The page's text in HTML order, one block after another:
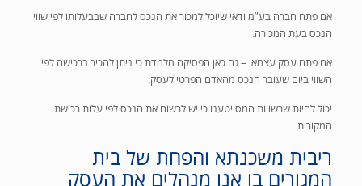
אם פתח חברה בע”מ ודאי שיוכל למכור את הנכס לחברה שבבעלותו לפי שווי
הנכס בעת המכירה.
אם פתח עסק עצמאי – גם כאן הפסיקה מלמדת כי ניתן להכיר ברכישה לפי
השווי ביום שעובר הנכס מהאדם הפרטי לעסק.
יכול להיות שרשויות המס יטענו כי יש לרשום את הנכס לפי עלות רכישתו
המקורית.
ריבית משכנתא והפחת של בית
המגורים בו אנו מנהלים את העסק